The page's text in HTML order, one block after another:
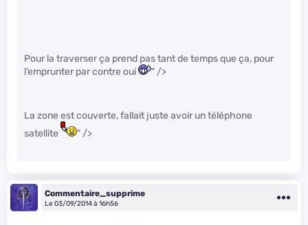
Pour la traverser ça prend pas tant de temps que ça, pour
l’emprunter par contre oui
" />
La zone est couverte, fallait juste avoir un téléphone
satellite
" />
Commentaire_supprime
Le 03/09/2014 à 16h56